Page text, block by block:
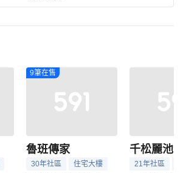
9筆在售
魯班傳家
30年社區
住宅大樓
千松麗池
21年社區